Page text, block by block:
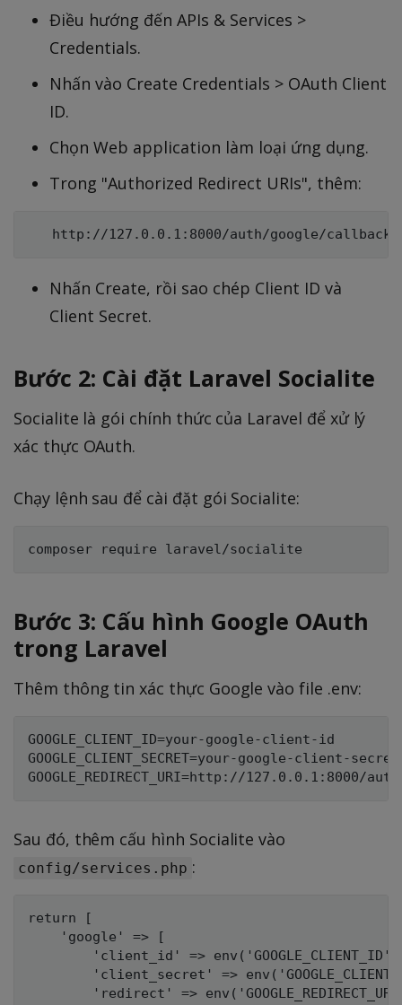
Điều hướng đến APIs & Services >
Credentials.
Nhấn vào Create Credentials > OAuth Client
ID.
Chọn Web application làm loại ứng dụng.
Trong "Authorized Redirect URIs", thêm:
Nhấn Create, rồi sao chép Client ID và
Client Secret.
Bước 2: Cài đặt Laravel Socialite
Socialite là gói chính thức của Laravel để xử lý
xác thực OAuth.
Chạy lệnh sau để cài đặt gói Socialite:
Bước 3: Cấu hình Google OAuth
trong Laravel
Thêm thông tin xác thực Google vào file .env:
GOOGLE_CLIENT_ID=your-google-client-id
GOOGLE_CLIENT_SECRET=your-google-client-secret
Sau đó, thêm cấu hình Socialite vào
config/services.php :
return [
    'google' => [
'client_id' =>
'client_secret' =>
'redirect' =>